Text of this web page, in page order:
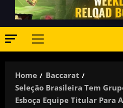
Primary
Home
Baccarat
Seleção Brasileira Tem
Esboça Equipe Titular Para